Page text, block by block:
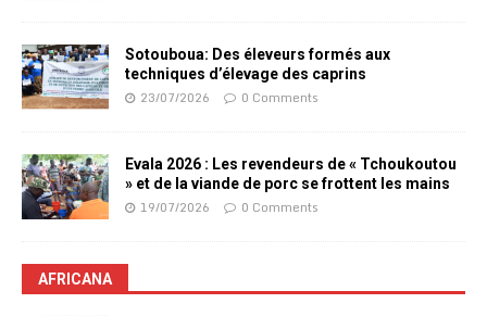
Sotouboua: Des éleveurs formés aux
techniques d’élevage des caprins
23/07/2026 0 Comments
Evala 2026 : Les revendeurs de « Tchoukoutou
» et de la viande de porc se frottent les mains
19/07/2026 0 Comments
AFRICANA